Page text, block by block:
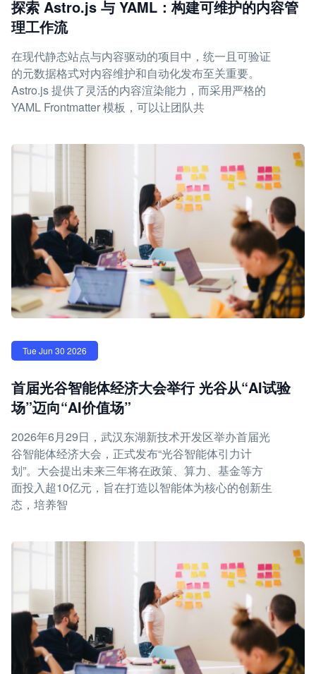
探索 Astro.js 与 YAML：构建可维护的内容管
理工作流
在现代静态站点与内容驱动的项目中，统一且可验证
的元数据格式对内容维护和自动化发布至关重要。
Astro.js 提供了灵活的内容渲染能力，而采用严格的
YAML Frontmatter 模板，可以让团队共
Tue Jun 30 2026
首届光谷智能体经济大会举行 光谷从“AI试验
场”迈向“AI价值场”
2026年6月29日，武汉东湖新技术开发区举办首届光
谷智能体经济大会，正式发布“光谷智能体引力计
划”。大会提出未来三年将在政策、算力、基金等方
面投入超10亿元，旨在打造以智能体为核心的创新生
态，培养智